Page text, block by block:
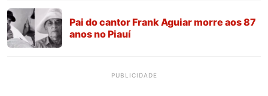
Pai do cantor Frank Aguiar morre aos 87
anos no Piauí
PUBLICIDADE